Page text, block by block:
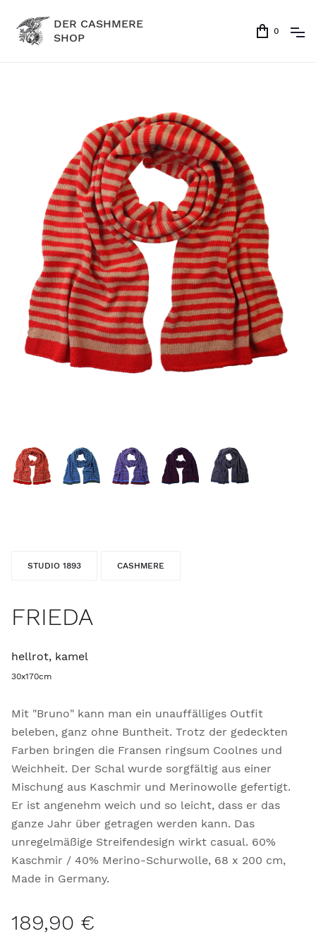
DER CASHMERE
SHOP
0
STUDIO 1893 CASHMERE
FRIEDA
hellrot, kamel
30x170cm
Mit "Bruno" kann man ein unauffälliges Outfit
beleben, ganz ohne Buntheit. Trotz der gedeckten
Farben bringen die Fransen ringsum Coolnes und
Weichheit. Der Schal wurde sorgfältig aus einer
Mischung aus Kaschmir und Merinowolle gefertigt.
Er ist angenehm weich und so leicht, dass er das
ganze Jahr über getragen werden kann. Das
unregelmäßige Streifendesign wirkt casual. 60%
Kaschmir / 40% Merino-Schurwolle, 68 x 200 cm,
Made in Germany.
189,90 €